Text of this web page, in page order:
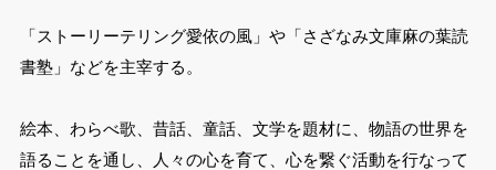
「ストーリーテリング愛依の風」や「さざなみ文庫麻の葉読
書塾」などを主宰する。
絵本、わらべ歌、昔話、童話、文学を題材に、物語の世界を
語ることを通し、人々の心を育て、心を繋ぐ活動を行なって